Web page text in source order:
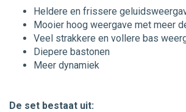
Heldere en frissere
Mooier hoog weergave met meer
Veel strakkere en vollere bas
Diepere bastonen
Meer dynamiek
De set bestaat uit: